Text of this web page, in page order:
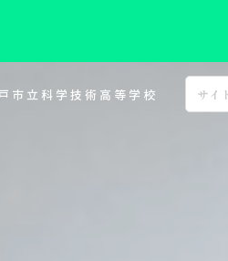
市立科学技術高等学校